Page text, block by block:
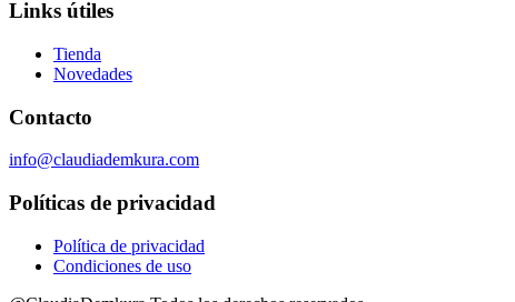
Links útiles
Tienda
Novedades
Contacto
info@claudiademkura.com
Políticas de privacidad
Política de privacidad
Condiciones de uso